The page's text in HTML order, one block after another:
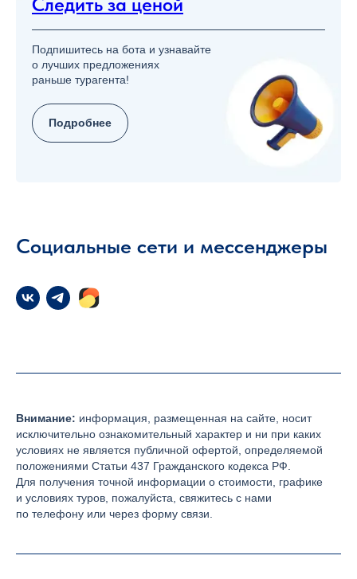
Подпишитесь на бота и узнавайте
о лучших предложениях
раньше турагента!
Подробнее
Социальные сети и мессенджеры
Внимание: информация, размещенная на сайте, носит
исключительно ознакомительный характер и ни при каких
условиях не является публичной офертой, определяемой
положениями Статьи 437 Гражданского кодекса РФ.
Для получения точной информации о стоимости, графике
и условиях туров, пожалуйста, свяжитесь с нами
по телефону или через форму связи.